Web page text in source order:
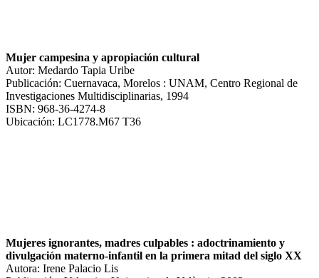
Mujer campesina y apropiación cultural
Autor: Medardo Tapia Uribe
Publicación: Cuernavaca, Morelos : UNAM, Centro Regional de
Investigaciones Multidisciplinarias, 1994
ISBN: 968-36-4274-8
Ubicación: LC1778.M67 T36
Mujeres ignorantes, madres culpables : adoctrinamiento y
divulgación materno-infantil en la primera mitad del siglo XX
Autora: Irene Palacio Lis